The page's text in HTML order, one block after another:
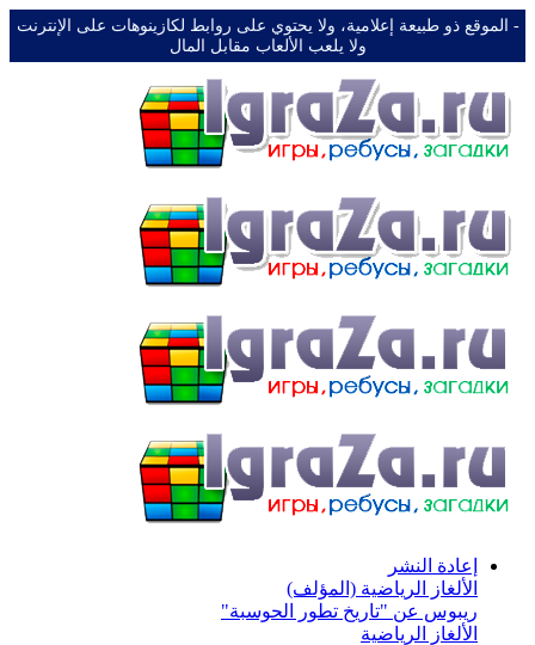
-️ الموقع ذو طبيعة إعلامية، ولا يحتوي على روابط لكازينوهات على الإنترنت
ولا يلعب الألعاب مقابل المال
إعادة النشر
الألغاز الرياضية (المؤلف)
ريبوس عن "تاريخ تطور الحوسبة"
الألغاز الرياضية